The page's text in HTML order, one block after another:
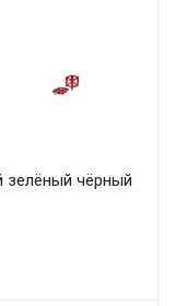
зелёный чёрный